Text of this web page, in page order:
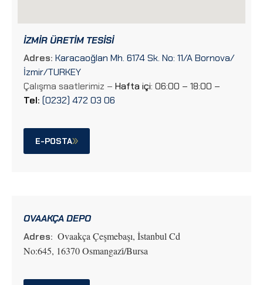
İZMIR ÜRETIM TESISI
Adres: Karacaoğlan Mh. 6174 Sk. No: 11/A Bornova/
İzmir/TURKEY
Çalışma saatlerimiz – Hafta içi: 06:00 – 18:00 –
Tel: (0232) 472 03 06
E-POSTA
OVAAKÇA DEPO
Adres: Ovaakça Çeşmebaşı, İstanbul Cd
No:645, 16370 Osmangazi̇/Bursa